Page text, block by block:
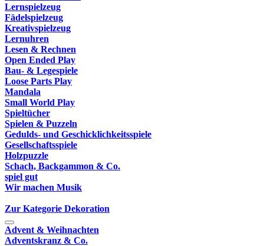
Lernspielzeug
Fädelspielzeug
Kreativspielzeug
Lernuhren
Lesen & Rechnen
Open Ended Play
Bau- & Legespiele
Loose Parts Play
Mandala
Small World Play
Spieltücher
Spielen & Puzzeln
Gedulds- und Geschicklichkeitsspiele
Gesellschaftsspiele
Holzpuzzle
Schach, Backgammon & Co.
spiel gut
Wir machen Musik
Zur Kategorie Dekoration
Advent & Weihnachten
Adventskranz & Co.